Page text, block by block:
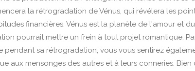
la rétrogradation de Vénus, qui révélera les
financières. Vénus est la planète de l'amour et
pourrait mettre un frein à tout projet romantique.
pendant sa rétrogradation, vous vous sentirez
aux mensonges des autres et à leurs conneries.